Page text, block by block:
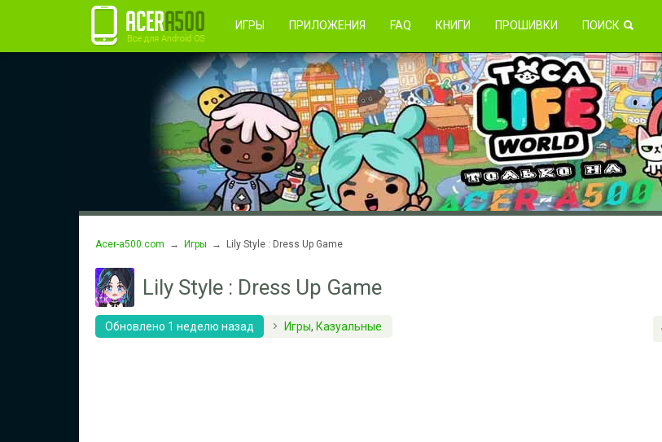
Регистрация Правила пользования Возникли проблемы?
ИГРЫ ПРИЛОЖЕНИЯ FAQ КНИГИ ПРОШИВКИ ПОИСК
Acer-a500.com → Игры → Lily Style : Dress Up Game
Lily Style : Dress Up Game
Обновлено 1 неделю назад Игры, Казуальные